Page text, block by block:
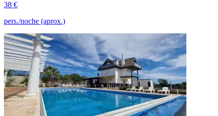
38 €
pers./noche (aprox.)